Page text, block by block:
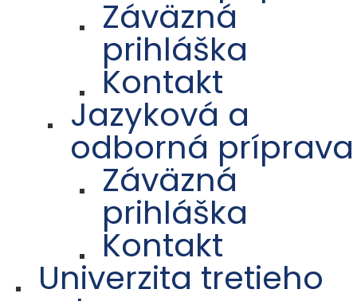
Záväzná
prihláška
Kontakt
Jazyková a
odborná príprava
Záväzná
prihláška
Kontakt
Univerzita tretieho